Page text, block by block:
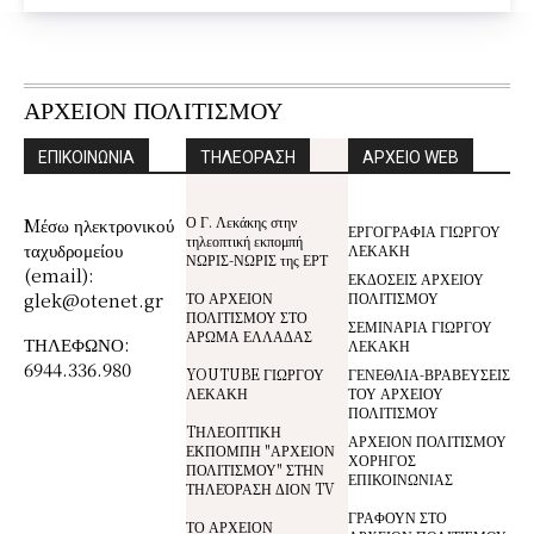
ΑΡΧΕΙΟΝ ΠΟΛΙΤΙΣΜΟΥ
ΕΠΙΚΟΙΝΩΝΙΑ
Mέσω ηλεκτρονικού
ταχυδρομείου
(email):
glek@otenet.gr
ΤΗΛΕΦΩΝΟ:
6944.336.980
ΤΗΛΕΟΡΑΣΗ
Ο Γ. Λεκάκης στην
τηλεοπτική εκπομπή
ΝΩΡΙΣ-ΝΩΡΙΣ της ΕΡΤ
ΤΟ ΑΡΧΕΙΟΝ
ΠΟΛΙΤΙΣΜΟΥ ΣΤΟ
ΑΡΩΜΑ ΕΛΛΑΔΑΣ
YOUTUBE ΓΙΩΡΓΟΥ
ΛΕΚΑΚΗ
TΗΛΕΟΠΤΙΚΗ
ΕΚΠΟΜΠΗ "ΑΡΧΕΙΟΝ
ΠΟΛΙΤΙΣΜΟΥ" ΣΤΗΝ
ΤΗΛΕΌΡΑΣΗ ΔΙΟΝ TV
ΤΟ ΑΡΧΕΙΟΝ
ΑΡΧΕΙΟ WEB
ΕΡΓΟΓΡΑΦΙΑ ΓΙΩΡΓΟΥ
ΛΕΚΑΚΗ
ΕΚΔΟΣΕΙΣ ΑΡΧΕΙΟΥ
ΠΟΛΙΤΙΣΜΟΥ
ΣΕΜΙΝΑΡΙΑ ΓΙΩΡΓΟΥ
ΛΕΚΑΚΗ
ΓΕΝΕΘΛΙΑ-ΒΡΑΒΕΥΣΕΙΣ
ΤΟΥ ΑΡΧΕΙΟΥ
ΠΟΛΙΤΙΣΜΟΥ
ΑΡΧΕΙΟΝ ΠΟΛΙΤΙΣΜΟΥ
ΧΟΡΗΓΟΣ
ΕΠΙΚΟΙΝΩΝΙΑΣ
ΓΡΑΦΟΥΝ ΣΤΟ